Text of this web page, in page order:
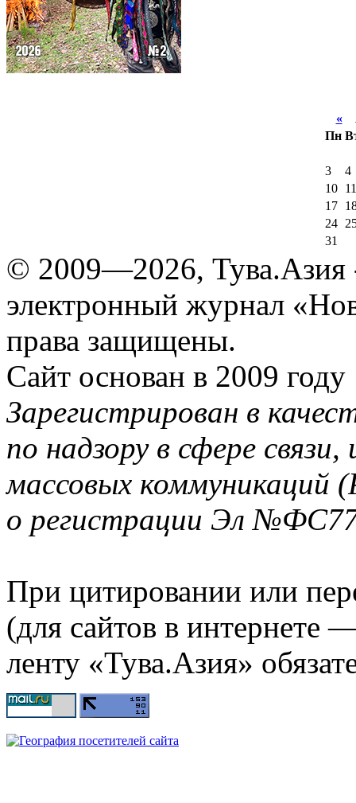
«
Пн
3
4
10
11
17
24
31
© 2009—2026, Тува.Азия
электронный журнал
права защищены.
Сайт основан в 2009 году
Зарегистрирован в
по надзору в сфере
массовых коммуникаций
о регистрации Эл
При цитировании или
(для сайтов в интернете
ленту «Тува.Азия»